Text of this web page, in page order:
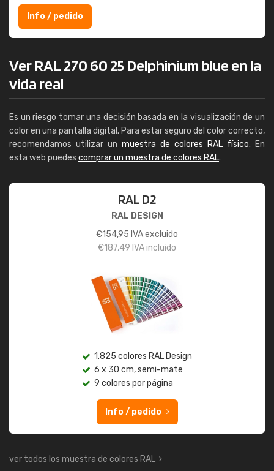
Info / pedido
Ver RAL 270 60 25 Delphinium blue en la
vida real
Es un riesgo tomar una decisión basada en la visualización de un
color en una pantalla digital. Para estar seguro del color correcto,
recomendamos utilizar un muestra de colores RAL físico. En
esta web puedes comprar un muestra de colores RAL.
RAL D2
RAL DESIGN
€154,95 IVA excluido
€187,49 IVA incluido
1.825 colores RAL Design
6 x 30 cm, semi-mate
9 colores por página
Info / pedido
ver todos los muestra de colores RAL